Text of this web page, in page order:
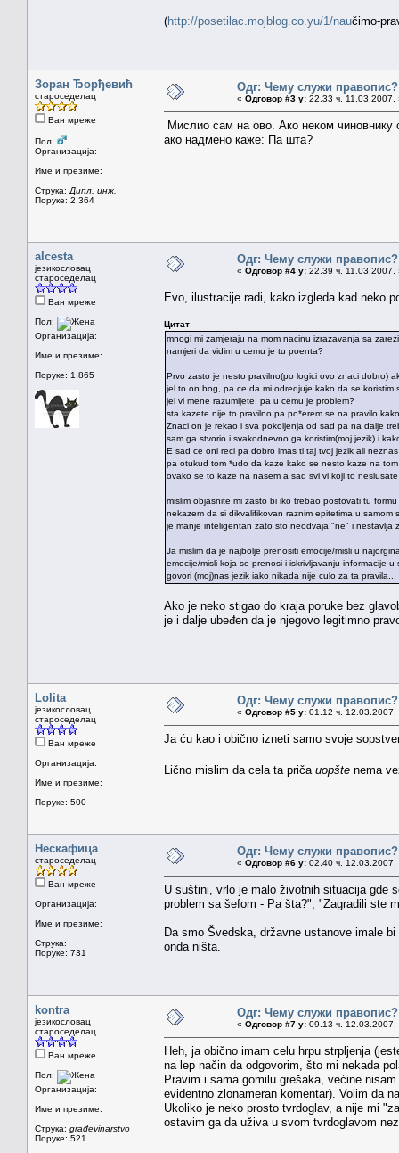
(http://posetilac.mojblog.co.yu/1/naučimo-
Зоран Ђорђевић
староседелац
Ван мреже
Пол:
Организација:
Име и презиме:
Струка: Дипл. инж.
Поруке: 2.364
Одг: Чему служи правопис?
« Одговор #3 у: 22.33 ч. 11.03.2007.
Мислио сам на ово. Ако неком чиновнику
ако надмено каже: Па шта?
alcesta
језикословац
староседелац
Ван мреже
Пол:
Организација:
Име и презиме:
Поруке: 1.865
Одг: Чему служи правопис?
« Одговор #4 у: 22.39 ч. 11.03.2007.
Evo, ilustracije radi, kako izgleda kad neko
Цитат
mnogi mi zamjeraju na mom nacinu izrazavanja sa
namjeri da vidim u cemu je tu poenta?
Prvo zasto je nesto pravilno(po logici ovo znaci dobro)
jel to on bog, pa ce da mi odredjuje kako da se koristim
jel vi mene razumijete, pa u cemu je problem?
sta kazete nije to pravilno pa po*erem se na pravilo
Znaci on je rekao i sva pokoljenja od sad pa na dalje
sam ga stvorio i svakodnevno ga koristim(moj jezik) i
E sad ce oni reci pa dobro imas ti taj tvoj jezik ali
pa otukud tom *udo da kaze kako se nesto kaze na
ovako se to kaze na nasem a sad svi vi koji to
mislim objasnite mi zasto bi iko trebao postovati tu
nekazem da si dikvalifikovan raznim epitetima u
je manje inteligentan zato sto neodvaja "ne" i
Ja mislim da je najbolje prenositi emocije/misli u
emocije/misli koja se prenosi i iskrivljavanju informacije
govori (moj)nas jezik iako nikada nije culo za ta pravila...
Ako je neko stigao do kraja poruke bez
je i dalje ubeđen da je njegovo legitimno
Lolita
језикословац
староседелац
Ван мреже
Организација:
Име и презиме:
Поруке: 500
Одг: Чему служи правопис?
« Одговор #5 у: 01.12 ч. 12.03.2007.
Ja ću kao i obično izneti samo svoje
Lično mislim da cela ta priča uopšte nema
Нескафица
староседелац
Ван мреже
Организација:
Име и презиме:
Струка:
Поруке: 731
Одг: Чему служи правопис?
« Одговор #6 у: 02.40 ч. 12.03.2007.
U suštini, vrlo je malo životnih situacija gde
problem sa šefom - Pa šta?"; "Zagradili ste
Da smo Švedska, državne ustanove imale
onda ništa.
kontra
језикословац
староседелац
Ван мреже
Пол:
Организација:
Име и презиме:
Струка: građevinarstvo
Поруке: 521
Одг: Чему служи правопис?
« Одговор #7 у: 09.13 ч. 12.03.2007.
Heh, ja obično imam celu hrpu strpljenja
na lep način da odgovorim, što mi nekada
Pravim i sama gomilu grešaka, većine
evidentno zlonameran komentar). Volim da
Ukoliko je neko prosto tvrdoglav, a nije mi
ostavim ga da uživa u svom tvrdoglavom